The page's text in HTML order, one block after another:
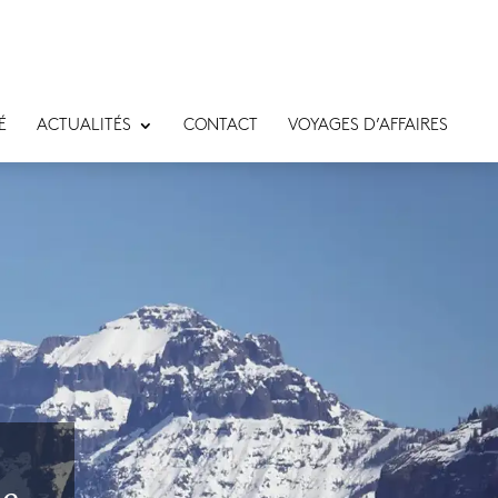
ACTUALITÉS CONTACT VOYAGES D’AFFAIRES